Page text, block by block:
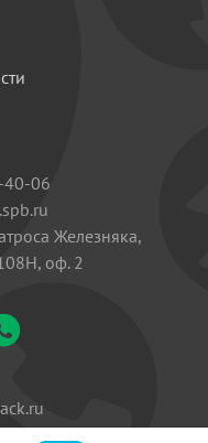
40-06
Железняка,
оф. 2